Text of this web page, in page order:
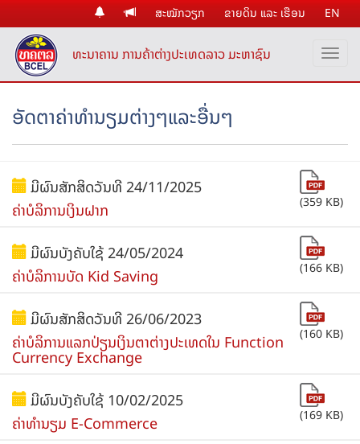
ສະໝັກວຽກ ຂາຍດິນ ແລະ ເຮືອນ EN
ທະນາຄານ ການຄ້າຕ່າງປະເທດລາວ ມະຫາຊົນ
ອັດຕາຄ່າທຳນຽມຕ່າງໆແລະອື່ນໆ
ມີຜົນສັກສິດວັນທີ 24/11/2025
ຄ່າບໍລິການເງິນຝາກ
(359 KB)
ມີຜົນບັງຄັບໃຊ້ 24/05/2024
ຄ່າບໍລິການບັດ Kid Saving
(166 KB)
ມີຜົນສັກສິດວັນທີ 26/06/2023
ຄ່າບໍລິການແລກປ່ຽນເງິນຕາຕ່າງປະເທດໃນ Function
Currency Exchange
(160 KB)
ມີຜົນບັງຄັບໃຊ້ 10/02/2025
ຄ່າທໍານຽມ E-Commerce
(169 KB)